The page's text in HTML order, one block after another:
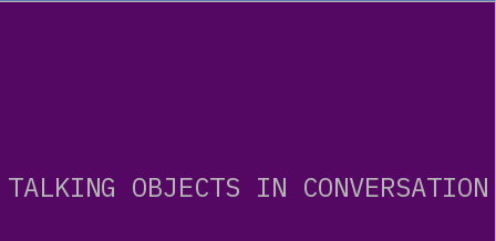
TALKING OBJECTS IN CONVERSATION